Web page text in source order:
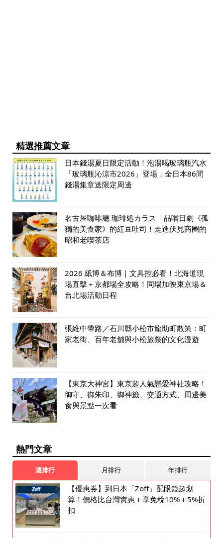
精選推薦文章
日本錢湯夏日限定活動！泡湯喝玻璃瓶汽水
「玻璃瓶沁涼市2026」登場，全日本86間
錢湯集章送限定周邊
名古屋咖啡廳 珈琲処カラス｜品嚐日劇《孤
獨的美食家》的紅豆吐司！走進伏見商圈的
昭和老喫茶店
2026 紙博＆布博｜文具控必看！北海道現
場直擊＋京都場全攻略！同場加映東京場＆
台北場活動日程
張維中帶路／石川縣小松市龍助町散策：町
家老街、百年老舖與小松旅祭的文化漫遊
【東京大神宮】東京超人氣戀愛神社攻略！
御守、御朱印、御神籤、交通方式、周邊美
食與景點一次看
熱門文章
週排行 月排行 年排行
【優惠券】到日本「Zoff」配眼鏡超划
算！價格比台灣實惠＋享免稅10%＋5%折
扣